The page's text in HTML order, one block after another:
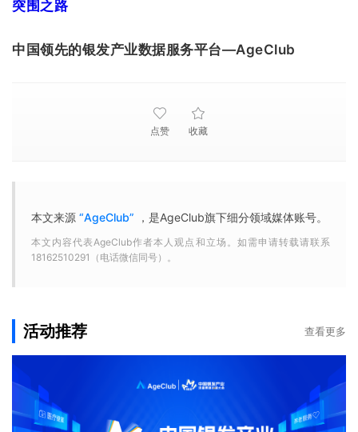
突围之路
中国领先的银发产业数据服务平台—AgeClub
点赞 收藏
本文来源 “AgeClub” ，是AgeClub旗下细分领域媒体账号。
本文内容代表AgeClub作者本人观点和立场。如需申请转载请联系
18162510291（电话微信同号）。
活动推荐 查看更多